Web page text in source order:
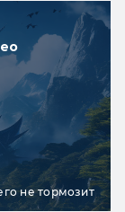
не тормозит